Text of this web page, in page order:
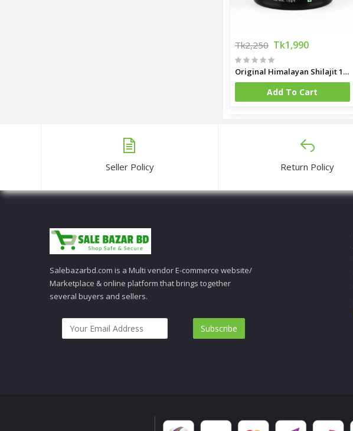
Tk2,250 Tk1,990
Original Himalayan Shilajit 100gm
Add To Cart
Seller Policy Return Policy
Salebazarbd.com is a Multi vendor E-commerce website/
Marketplace & online platform that brings together
several buyers and sellers.
Subscribe